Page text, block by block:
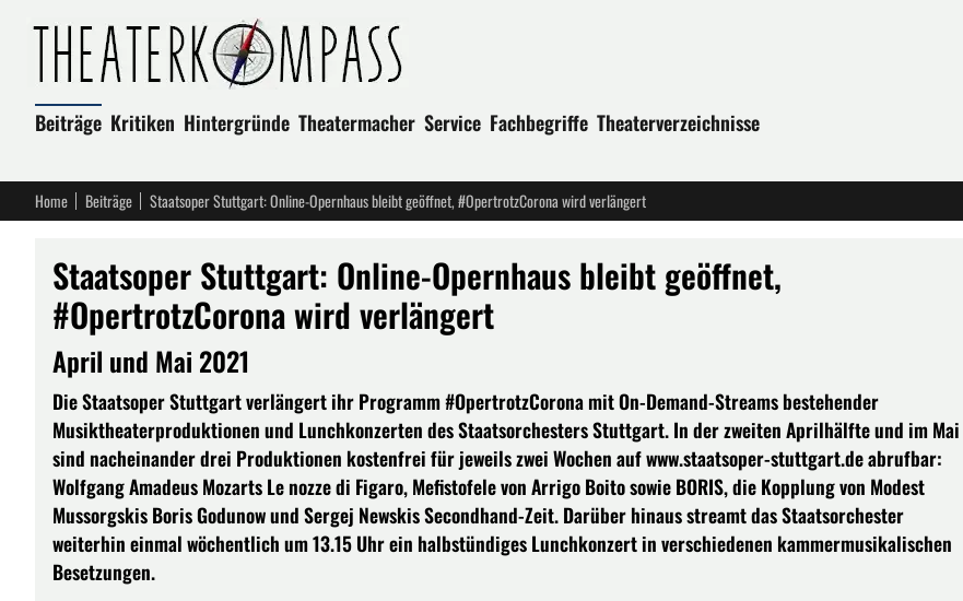
Beiträge Kritiken Hintergründe Theatermacher Service Fachbegriffe Theaterverzeichnisse
Home Beiträge Staatsoper Stuttgart: Online-Opernhaus bleibt geöffnet, #OpertrotzCorona wird verlängert
Staatsoper Stuttgart: Online-Opernhaus bleibt geöffnet,
#OpertrotzCorona wird verlängert
April und Mai 2021
Die Staatsoper Stuttgart verlängert ihr Programm #OpertrotzCorona mit On-Demand-Streams bestehender
Musiktheaterproduktionen und Lunchkonzerten des Staatsorchesters Stuttgart. In der zweiten Aprilhälfte und im Mai
sind nacheinander drei Produktionen kostenfrei für jeweils zwei Wochen auf www.staatsoper-stuttgart.de abrufbar:
Wolfgang Amadeus Mozarts Le nozze di Figaro, Mefistofele von Arrigo Boito sowie BORIS, die Kopplung von Modest
Mussorgskis Boris Godunow und Sergej Newskis Secondhand-Zeit. Darüber hinaus streamt das Staatsorchester
weiterhin einmal wöchentlich um 13.15 Uhr ein halbstündiges Lunchkonzert in verschiedenen kammermusikalischen
Besetzungen.